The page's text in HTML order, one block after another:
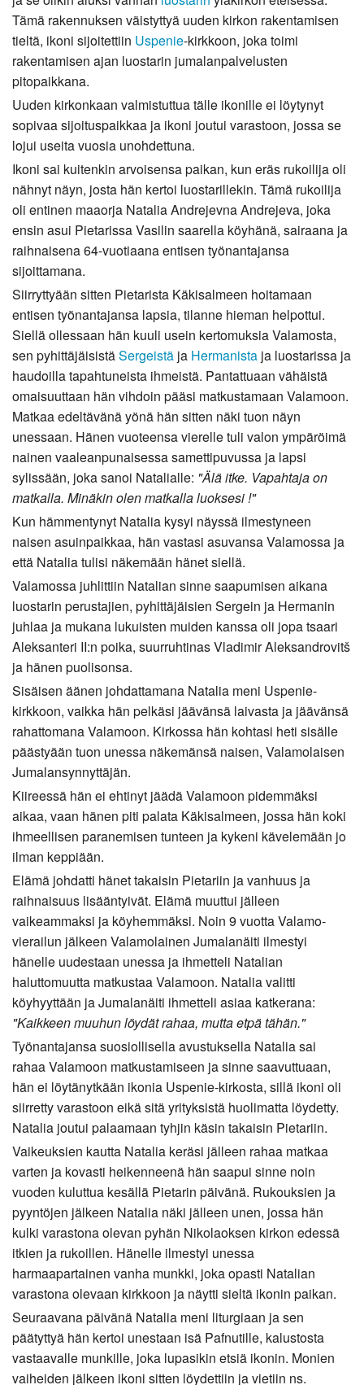
Tämä rakennuksen väistyttyä uuden kirkon rakentamisen
tieltä, ikoni sijoitettiin Uspenie-kirkkoon, joka toimi
rakentamisen ajan luostarin jumalanpalvelusten
pitopaikkana.
Uuden kirkonkaan valmistuttua tälle ikonille ei löytynyt
sopivaa sijoituspaikkaa ja ikoni joutui varastoon, jossa se
lojui useita vuosia unohdettuna.
Ikoni sai kuitenkin arvoisensa paikan, kun eräs rukoilija oli
nähnyt näyn, josta hän kertoi luostarillekin. Tämä rukoilija
oli entinen maaorja Natalia Andrejevna Andrejeva, joka
ensin asui Pietarissa Vasilin saarella köyhänä, sairaana ja
raihnaisena 64-vuotiaana entisen työnantajansa
sijoittamana.
Siirryttyään sitten Pietarista Käkisalmeen hoitamaan
entisen työnantajansa lapsia, tilanne hieman helpottui.
Siellä ollessaan hän kuuli usein kertomuksia Valamosta,
sen pyhittäjäisistäSergeistä ja Hermanista ja luostarissa ja
haudoilla tapahtuneista ihmeistä. Pantattuaan vähäistä
omaisuuttaan hän vihdoin pääsi matkustamaan Valamoon.
Matkaa edeltävänä yönä hän sitten näki tuon näyn
unessaan. Hänen vuoteensa vierelle tuli valon ympäröimä
nainen vaaleanpunaisessa samettipuvussa ja lapsi
sylissään, joka sanoi Natalialle: "Älä itke. Vapahtaja on
matkalla. Minäkin olen matkalla luoksesi !"
Kun hämmentynyt Natalia kysyi näyssä ilmestyneen
naisen asuinpaikkaa, hän vastasi asuvansa Valamossa ja
että Natalia tulisi näkemään hänet siellä.
Valamossa juhlittiin Natalian sinne saapumisen aikana
luostarin perustajien, pyhittäjäisien Sergein ja Hermanin
juhlaa ja mukana lukuisten muiden kanssa oli jopa tsaari
Aleksanteri II:n poika, suurruhtinas Vladimir Aleksandrovitš
ja hänen puolisonsa.
Sisäisen äänen johdattamana Natalia meni Uspenie-
kirkkoon, vaikka hän pelkäsi jäävänsä laivasta ja jäävänsä
rahattomana Valamoon. Kirkossa hän kohtasi heti sisälle
päästyään tuon unessa näkemänsä naisen, Valamolaisen
Jumalansynnyttäjän.
Kiireessä hän ei ehtinyt jäädä Valamoon pidemmäksi
aikaa, vaan hänen piti palata Käkisalmeen, jossa hän koki
ihmeellisen paranemisen tunteen ja kykeni kävelemään jo
ilman keppiään.
Elämä johdatti hänet takaisin Pietariin ja vanhuus ja
raihnaisuus lisääntyivät. Elämä muuttui jälleen
vaikeammaksi ja köyhemmäksi. Noin 9 vuotta Valamo-
vierailun jälkeen Valamolainen Jumalanäiti ilmestyi
hänelle uudestaan unessa ja ihmetteli Natalian
haluttomuutta matkustaa Valamoon. Natalia valitti
köyhyyttään ja Jumalanäiti ihmetteli asiaa katkerana:
"Kaikkeen muuhun löydät rahaa, mutta etpä tähän."
Työnantajansa suosiollisella avustuksella Natalia sai
rahaa Valamoon matkustamiseen ja sinne saavuttuaan,
hän ei löytänytkään ikonia Uspenie-kirkosta, sillä ikoni oli
siirretty varastoon eikä sitä yrityksistä huolimatta löydetty.
Natalia joutui palaamaan tyhjin käsin takaisin Pietariin.
Vaikeuksien kautta Natalia keräsi jälleen rahaa matkaa
varten ja kovasti heikenneenä hän saapui sinne noin
vuoden kuluttua kesällä Pietarin päivänä. Rukouksien ja
pyyntöjen jälkeen Natalia näki jälleen unen, jossa hän
kulki varastona olevan pyhän Nikolaoksen kirkon edessä
itkien ja rukoillen. Hänelle ilmestyi unessa
harmaapartainen vanha munkki, joka opasti Natalian
varastona olevaan kirkkoon ja näytti sieltä ikonin paikan.
Seuraavana päivänä Natalia meni liturgiaan ja sen
päätyttyä hän kertoi unestaan isä Pafnutille, kalustosta
vastaavalle munkille, joka lupasikin etsiä ikonin. Monien
vaiheiden jälkeen ikoni sitten löydettiin ja vietiin ns.